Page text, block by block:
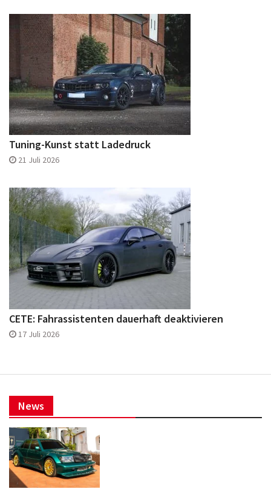
Tuning-Kunst statt Ladedruck
21 Juli 2026
CETE: Fahrassistenten dauerhaft deaktivieren
17 Juli 2026
News